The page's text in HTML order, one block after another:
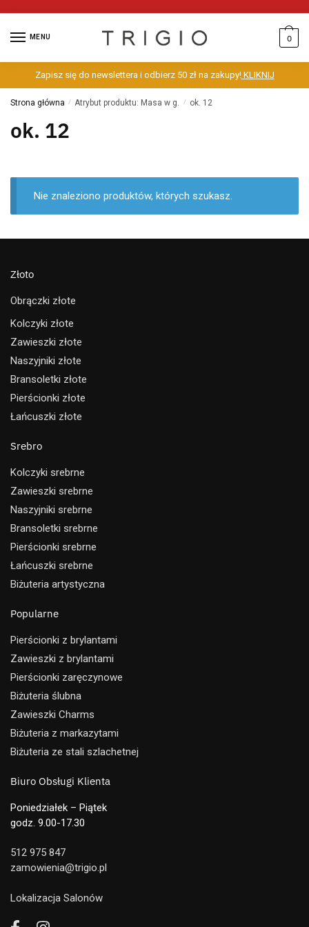
MENU 0
Zapisz się do newslettera i odbierz 50 zł na zakupy!KLIKNIJ
Strona główna / Atrybut produktu: Masa w g. / ok. 12
ok. 12
Nie znaleziono produktów, których szukasz.
Złoto
Obrączki złote
Kolczyki złote
Zawieszki złote
Naszyjniki złote
Bransoletki złote
Pierścionki złote
Łańcuszki złote
Srebro
Kolczyki srebrne
Zawieszki srebrne
Naszyjniki srebrne
Bransoletki srebrne
Pierścionki srebrne
Łańcuszki srebrne
Biżuteria artystyczna
Popularne
Pierścionki z brylantami
Zawieszki z brylantami
Pierścionki zaręczynowe
Biżuteria ślubna
Zawieszki Charms
Biżuteria z markazytami
Biżuteria ze stali szlachetnej
Biuro Obsługi Klienta
Poniedziałek – Piątek
godz. 9.00-17.30
512 975 847
zamowienia@trigio.pl
Lokalizacja Salonów